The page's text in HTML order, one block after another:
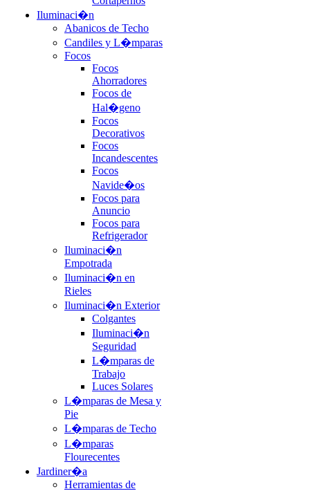
Iluminaci�n
Abanicos de Techo
Candiles y L�mparas
Focos
Focos
Ahorradores
Focos de
Hal�geno
Focos
Decorativos
Focos
Incandescentes
Focos
Navide�os
Focos para
Anuncio
Focos para
Refrigerador
Iluminaci�n
Empotrada
Iluminaci�n en
Rieles
Iluminaci�n Exterior
Colgantes
Iluminaci�n
Seguridad
L�mparas de
Trabajo
Luces Solares
L�mparas de Mesa y
Pie
L�mparas de Techo
L�mparas
Flourecentes
Jardiner�a
Herramientas de